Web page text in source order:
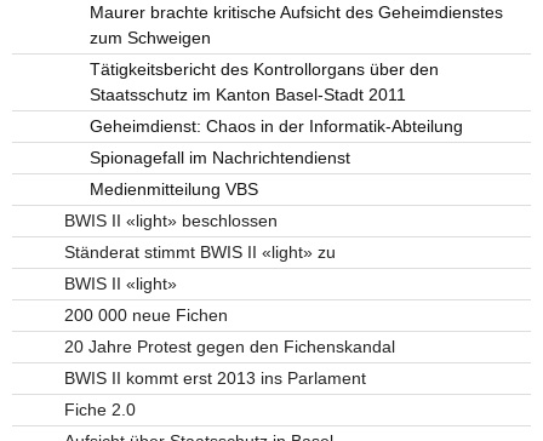
Maurer brachte kritische Aufsicht des Geheimdienstes
zum Schweigen
Tätigkeitsbericht des Kontrollorgans über den
Staatsschutz im Kanton Basel-Stadt 2011
Geheimdienst: Chaos in der Informatik-Abteilung
Spionagefall im Nachrichtendienst
Medienmitteilung VBS
BWIS II «light» beschlossen
Ständerat stimmt BWIS II «light» zu
BWIS II «light»
200 000 neue Fichen
20 Jahre Protest gegen den Fichenskandal
BWIS II kommt erst 2013 ins Parlament
Fiche 2.0